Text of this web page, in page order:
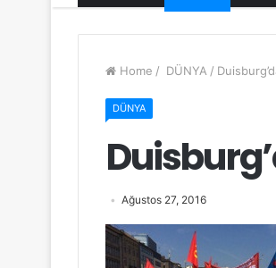
Home / DÜNYA /
DÜNYA
Ağustos 27, 2016